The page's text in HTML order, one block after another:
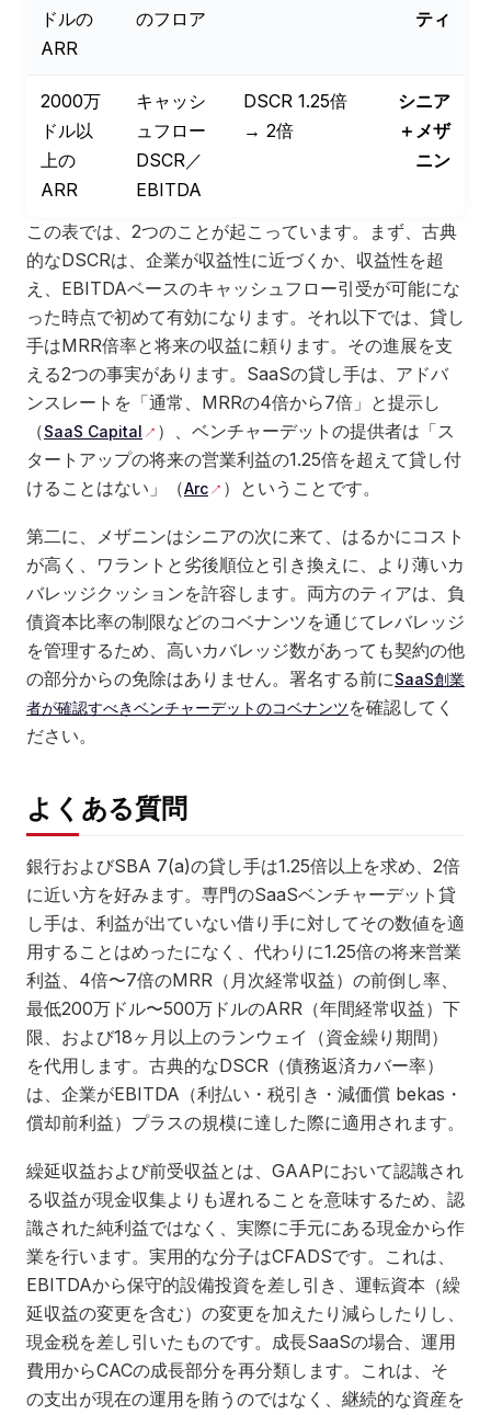
ドルの
ARR
のフロア ティ
2000万
ドル以
上の
ARR
キャッシ
ュフロー
DSCR／
EBITDA
DSCR 1.25倍
→ 2倍
シニア
＋メザ
ニン
この表では、2つのことが起こっています。まず、古典
的なDSCRは、企業が収益性に近づくか、収益性を超
え、EBITDAベースのキャッシュフロー引受が可能にな
った時点で初めて有効になります。それ以下では、貸し
手はMRR倍率と将来の収益に頼ります。その進展を支
える2つの事実があります。SaaSの貸し手は、アドバ
ンスレートを「通常、MRRの4倍から7倍」と提示し
（SaaS Capital
）、ベンチャーデットの提供者は「ス
タートアップの将来の営業利益の1.25倍を超えて貸し付
けることはない」（Arc ）ということです。
第二に、メザニンはシニアの次に来て、はるかにコスト
が高く、ワラントと劣後順位と引き換えに、より薄いカ
バレッジクッションを許容します。両方のティアは、負
債資本比率の制限などのコベナンツを通じてレバレッジ
を管理するため、高いカバレッジ数があっても契約の他
の部分からの免除はありません。署名する前にSaaS創業
者​​が確認すべきベンチャーデットのコベナンツを確認してく
ださい。
よくある質問
銀行およびSBA 7(a)の貸し手は1.25倍以上を求め、2倍
に近い方を好みます。専門のSaaSベンチャーデット貸
し手は、利益が出ていない借り手に対してその数値を適
用することはめったになく、代わりに1.25倍の将来営業
利益、4倍〜7倍のMRR（月次経常収益）の前倒し率、
最低200万ドル〜500万ドルのARR（年間経常収益）下
限、および18ヶ月以上のランウェイ（資金繰り期間）
を代用します。古典的なDSCR（債務返済カバー率）
は、企業がEBITDA（利払い・税引き・減価償 bekas・
償却前利益）プラスの規模に達した際に適用されます。
繰延収益および前受収益とは、GAAPにおいて認識され
る収益が現金収集よりも遅れることを意味するため、認
識された純利益ではなく、実際に手元にある現金から作
業を行います。実用的な分子はCFADSです。これは、
EBITDAから保守的設備投資を差し引き、運転資本（繰
延収益の変更を含む）の変更を加えたり減らしたりし、
現金税を差し引いたものです。成長SaaSの場合、運用
費用からCACの成長部分を再分類します。これは、そ
の支出が現在の運用を賄うのではなく、継続的な資産を